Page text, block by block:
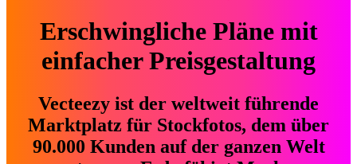
Erschwingliche Pläne mit
einfacher Preisgestaltung
Vecteezy ist der weltweit führende
Marktplatz für Stockfotos, dem über
90.000 Kunden auf der ganzen Welt